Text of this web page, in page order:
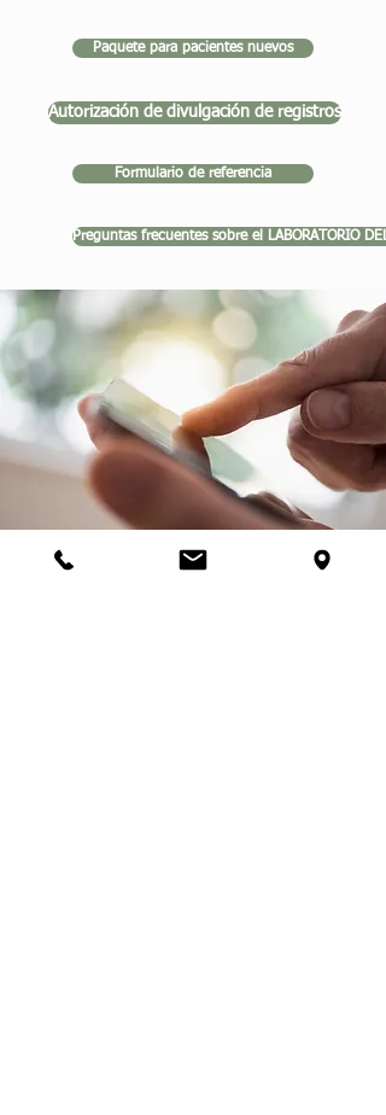
Paquete para pacientes nuevos
Autorización de divulgación de registros
Formulario de referencia
Preguntas frecuentes sobre el LABORATORIO DEL